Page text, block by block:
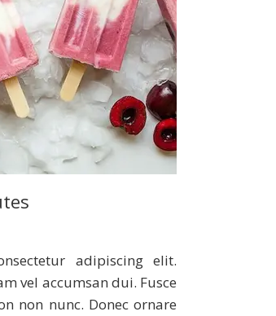
adipiscing elit.
vel accumsan dui. Fusce
non nunc. Donec ornare